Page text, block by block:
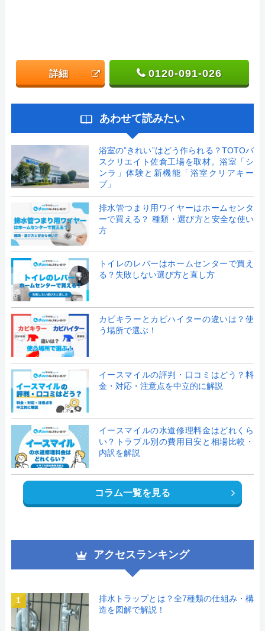
詳細 0120-091-026
あわせて読みたい
浴室の”きれい”はどう作られる？TOTOバ
スクリエイト佐倉工場を取材。浴室「シ
ンラ」体験と新機能「浴室クリアキー
プ」
排水管つまり用ワイヤーはホームセンタ
ーで買える？ 種類・選び方と安全な使い
方
トイレのレバーはホームセンターで買え
る？失敗しない選び方と直し方
カビキラーとカビハイターの違いは？使
う場所で選ぶ！
イースマイルの評判・口コミはどう？料
金・対応・注意点を中立的に解説
イースマイルの水道修理料金はどれくら
い？トラブル別の費用目安と相場比較・
内訳を解説
コラム一覧を見る
アクセスランキング
1
排水トラップとは？全7種類の仕組み・構
造を図解で解説！